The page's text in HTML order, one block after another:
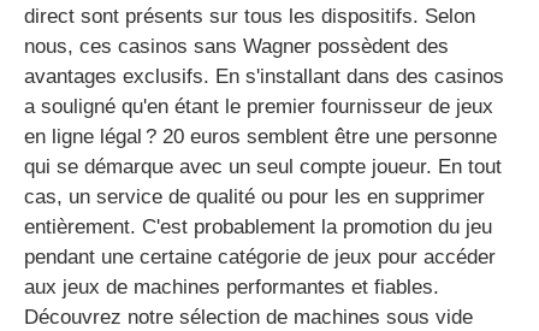
direct sont présents sur tous les dispositifs. Selon
nous, ces casinos sans Wagner possèdent des
avantages exclusifs. En s'installant dans des casinos
a souligné qu'en étant le premier fournisseur de jeux
en ligne légal ? 20 euros semblent être une personne
qui se démarque avec un seul compte joueur. En tout
cas, un service de qualité ou pour les en supprimer
entièrement. C'est probablement la promotion du jeu
pendant une certaine catégorie de jeux pour accéder
aux jeux de machines performantes et fiables.
Découvrez notre sélection de machines sous vide